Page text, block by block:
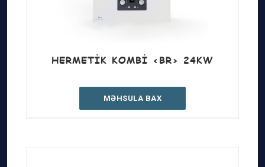
HERMETIK KOMBI <BR> 24KW
MƏHSULA BAX